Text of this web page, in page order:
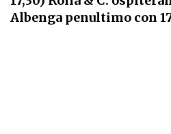
Albenga penultimo con